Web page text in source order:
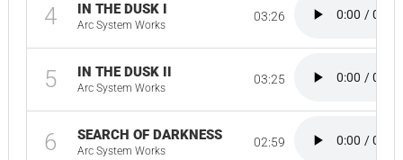
4 IN THE DUSK I
Arc System Works
03:26
5 IN THE DUSK II
Arc System Works
03:25
6 SEARCH OF DARKNESS
Arc System Works
02:59